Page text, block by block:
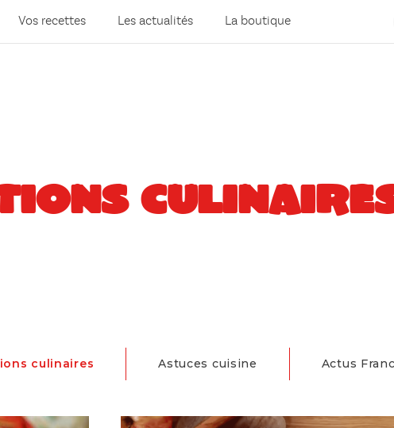
Vos recettes Les actualités La boutique
culinaires Astuces cuisine Actus